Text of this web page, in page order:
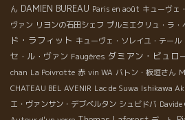
ん DAMIEN BUREAU Paris en août キューヴェ
ヴァン リヨンの石田シェフ プルミエクリュ・ラ・
ド・ラフィット キューヴェ・ソレイユ・テール
セ・ル・ヴァン Faugères ダミアン・ビュロ
chan La Poivrotte 赤 vin WA バトン・板垣さん
CHATEAU BEL AVENIR Lac de Suwa Ishikawa
エ・ヴァンサン・デブベルタン シュビドバ